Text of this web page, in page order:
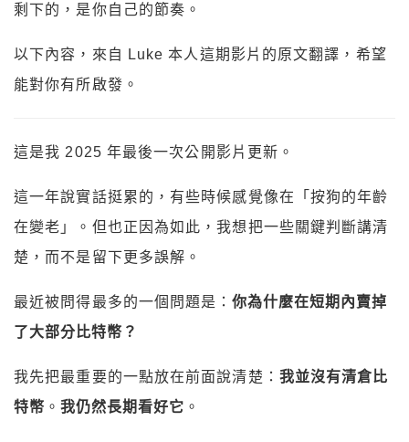
剩下的，是你自己的節奏。
以下內容，來自 Luke 本人這期影片的原文翻譯，希望
能對你有所啟發。
這是我 2025 年最後一次公開影片更新。
這一年說實話挺累的，有些時候感覺像在「按狗的年齡
在變老」。但也正因為如此，我想把一些關鍵判斷講清
楚，而不是留下更多誤解。
最近被問得最多的一個問題是：你為什麼在短期內賣掉
了大部分比特幣？
我先把最重要的一點放在前面說清楚： 我並沒有清倉比
特幣 。我仍然長期看好它 。